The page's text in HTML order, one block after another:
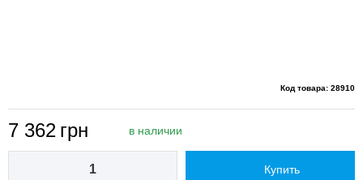
Код товара: 28910
7 362 грн в наличии
Купить